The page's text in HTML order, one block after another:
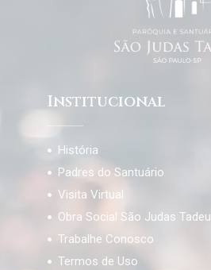
Institucional
História
Padres do Santuário
Visita Virtual
Obra Social São Judas Tadeu
Trabalhe Conosco
Termos de Uso